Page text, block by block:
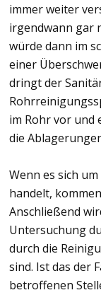
immer weiter
irgendwann gar
würde dann im
einer
dringt der
im Rohr vor und
die
Wenn es sich
handelt,
Anschließend
Untersuchung
durch die
sind. Ist das der
betroffenen